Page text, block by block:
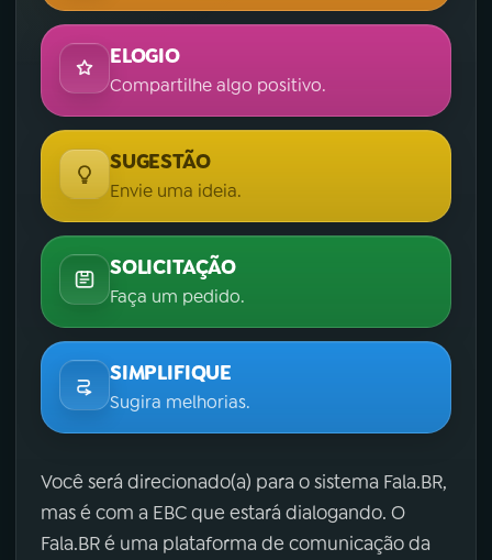
ELOGIO
Compartilhe algo positivo.
SUGESTÃO
Envie uma ideia.
SOLICITAÇÃO
Faça um pedido.
SIMPLIFIQUE
Sugira melhorias.
Você será direcionado(a) para o sistema Fala.BR,
mas é com a EBC que estará dialogando. O
Fala.BR é uma plataforma de comunicação da